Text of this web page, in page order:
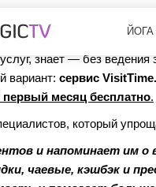
на собственном
знает — без
вариант: сервис VisitTime.
первый месяц бесплатно.
который
и напоминает им о
чаевые, кэшбэк и